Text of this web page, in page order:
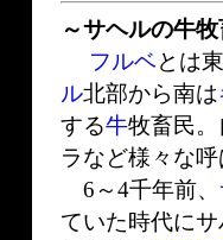
～サヘルの牛
フルベとは
ル北部から南は
する牛牧畜民
ラなど様々な
6～4千年前、
ていた時代に